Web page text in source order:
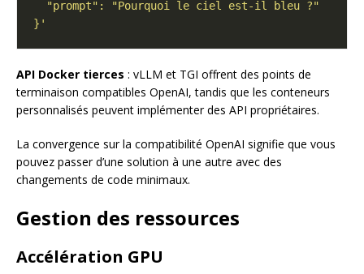
}'
API Docker tierces : vLLM et TGI offrent des points de
terminaison compatibles OpenAI, tandis que les conteneurs
personnalisés peuvent implémenter des API propriétaires.
La convergence sur la compatibilité OpenAI signifie que vous
pouvez passer d’une solution à une autre avec des
changements de code minimaux.
Gestion des ressources
Accélération GPU